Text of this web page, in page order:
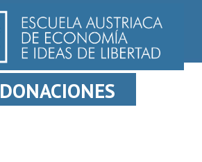
DONACIONES